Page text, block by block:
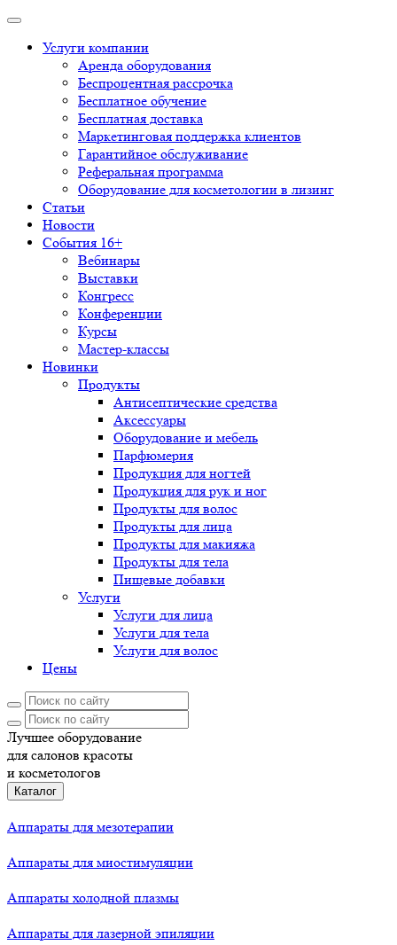
Услуги компании
Аренда оборудования
Беспроцентная рассрочка
Бесплатное обучение
Бесплатная доставка
Маркетинговая поддержка клиентов
Гарантийное обслуживание
Реферальная программа
Оборудование для косметологии в лизинг
Статьи
Новости
События 16+
Вебинары
Выставки
Конгресс
Конференции
Курсы
Мастер-классы
Новинки
Продукты
Антисептические средства
Аксессуары
Оборудование и мебель
Парфюмерия
Продукция для ногтей
Продукция для рук и ног
Продукты для волос
Продукты для лица
Продукты для макияжа
Продукты для тела
Пищевые добавки
Услуги
Услуги для лица
Услуги для тела
Услуги для волос
Цены
Лучшее оборудование
для салонов красоты
и косметологов
Каталог
Аппараты для мезотерапии
Аппараты для миостимуляции
Аппараты холодной плазмы
Аппараты для лазерной эпиляции